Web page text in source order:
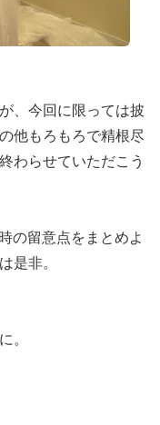
、今回に限っては披
他もろもろで精根尽
わらせていただこう
の留意点をまとめよ
是非。
。